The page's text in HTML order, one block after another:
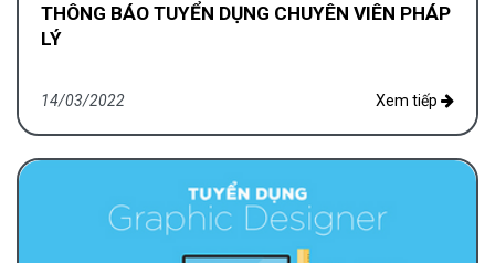
THÔNG BÁO TUYỂN DỤNG CHUYÊN VIÊN PHÁP
LÝ
14/03/2022 Xem tiếp